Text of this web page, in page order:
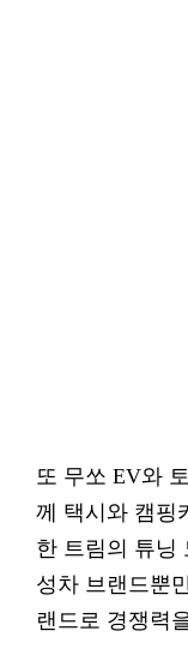
또 무쏘 EV와
께 택시와 캠핑
한 트림의 튜닝
성차 브랜드뿐
랜드로 경쟁력